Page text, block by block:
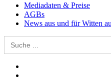
Mediadaten & Preise
AGBs
News aus und für Witten
Search
for: